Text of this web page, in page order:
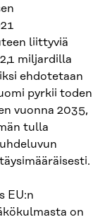
liittyviä
miljardilla
ehdotetaan
pyrkii toden
vuonna 2035,
tulla
EU:n
on